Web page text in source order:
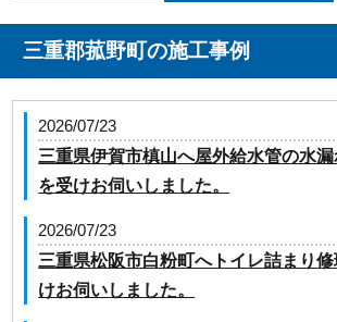
三重郡菰野町の施工事例
2026/07/23
三重県伊賀市槙山へ屋外給水管の水
を受けお伺いしました。
2026/07/23
三重県松阪市白粉町へトイレ詰まり
けお伺いしました。